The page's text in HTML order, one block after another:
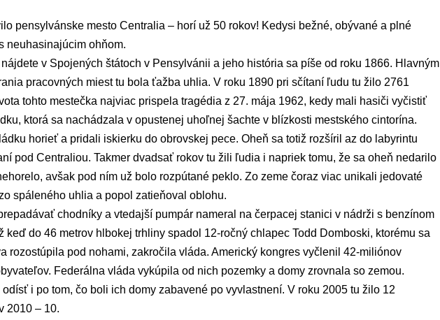
pensylvánske mesto Centralia – horí už 50 rokov! Kedysi bežné, obývané a plné
neuhasinajúcim ohňom.
v Spojených štátoch v Pensylvánii a jeho história sa píše od roku 1866. Hlavným
pracovných miest tu bola ťažba uhlia. V roku 1890 pri sčítaní ľudu tu žilo 2761
tohto mestečka najviac prispela tragédia z 27. mája 1962, kedy mali hasiči vyčistiť
ktorá sa nachádzala v opustenej uhoľnej šachte v blízkosti mestského cintorína.
horieť a pridali iskierku do obrovskej pece. Oheň sa totiž rozšíril az do labyrintu
pod Centraliou. Takmer dvadsať rokov tu žili ľudia i napriek tomu, že sa oheň nedarilo
avšak pod ním už bolo rozpútané peklo. Zo zeme čoraz viac unikali jedovaté
spáleného uhlia a popol zatieňoval oblohu.
chodníky a vtedajší pumpár nameral na čerpacej stanici v nádrži s benzínom
keď do 46 metrov hlbokej trhliny spadol 12-ročný chlapec Todd Domboski, ktorému sa
rozostúpila pod nohami, zakročila vláda. Americký kongres vyčlenil 42-miliónov
Federálna vláda vykúpila od nich pozemky a domy zrovnala so zemou.
i po tom, čo boli ich domy zabavené po vyvlastnení. V roku 2005 tu žilo 12
2010 – 10.